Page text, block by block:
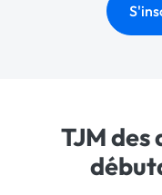
TJM